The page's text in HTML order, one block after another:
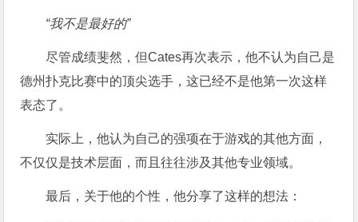
“我不是最好的”
尽管成绩斐然，但Cates再次表示，他不认为自己是
德州扑克比赛中的顶尖选手，这已经不是他第一次这样
表态了。
实际上，他认为自己的强项在于游戏的其他方面，
不仅仅是技术层面，而且往往涉及其他专业领域。
最后，关于他的个性，他分享了这样的想法：